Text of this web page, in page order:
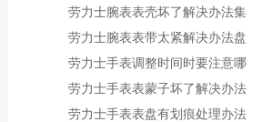
劳力士腕表表壳坏了解决办法集
劳力士腕表表带太紧解决办法盘
劳力士手表调整时间时要注意哪
劳力士手表表蒙子坏了解决办法
劳力士手表表盘有划痕处理办法